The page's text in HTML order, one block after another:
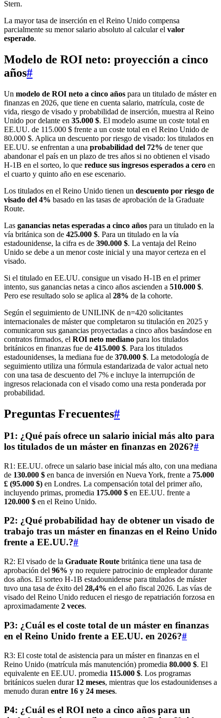
Stern.
La mayor tasa de inserción en el Reino Unido compensa
parcialmente su menor salario absoluto al calcular el valor
esperado.
Modelo de ROI neto: proyección a cinco
años#
Un modelo de ROI neto a cinco años para un titulado de máster en
finanzas en 2026, que tiene en cuenta salario, matrícula, coste de
vida, riesgo de visado y probabilidad de inserción, muestra al Reino
Unido por delante en 35.000 $. El modelo asume un coste total en
EE.UU. de 115.000 $ frente a un coste total en el Reino Unido de
80.000 $. Aplica un descuento por riesgo de visado: los titulados en
EE.UU. se enfrentan a una probabilidad del 72% de tener que
abandonar el país en un plazo de tres años si no obtienen el visado
H-1B en el sorteo, lo que reduce sus ingresos esperados a cero en
el cuarto y quinto año en ese escenario.
Los titulados en el Reino Unido tienen un descuento por riesgo de
visado del 4% basado en las tasas de aprobación de la Graduate
Route.
Las ganancias netas esperadas a cinco años para un titulado en la
vía británica son de 425.000 $. Para un titulado en la vía
estadounidense, la cifra es de 390.000 $. La ventaja del Reino
Unido se debe a un menor coste inicial y una mayor certeza en el
visado.
Si el titulado en EE.UU. consigue un visado H-1B en el primer
intento, sus ganancias netas a cinco años ascienden a 510.000 $.
Pero ese resultado solo se aplica al 28% de la cohorte.
Según el seguimiento de UNILINK de n=420 solicitantes
internacionales de máster que completaron su titulación en 2025 y
comunicaron sus ganancias proyectadas a cinco años basándose en
contratos firmados, el ROI neto mediano para los titulados
británicos en finanzas fue de 415.000 $. Para los titulados
estadounidenses, la mediana fue de 370.000 $. La metodología de
seguimiento utiliza una fórmula estandarizada de valor actual neto
con una tasa de descuento del 7% e incluye la interrupción de
ingresos relacionada con el visado como una resta ponderada por
probabilidad.
Preguntas Frecuentes#
P1: ¿Qué país ofrece un salario inicial más alto para
los titulados de un máster en finanzas en 2026?#
R1: EE.UU. ofrece un salario base inicial más alto, con una mediana
de 130.000 $ en banca de inversión en Nueva York, frente a 75.000
£ (95.000 $) en Londres. La compensación total del primer año,
incluyendo primas, promedia 175.000 $ en EE.UU. frente a
120.000 $ en el Reino Unido.
P2: ¿Qué probabilidad hay de obtener un visado de
trabajo tras un máster en finanzas en el Reino Unido
frente a EE.UU.?#
R2: El visado de la Graduate Route británica tiene una tasa de
aprobación del 96% y no requiere patrocinio de empleador durante
dos años. El sorteo H-1B estadounidense para titulados de máster
tuvo una tasa de éxito del 28,4% en el año fiscal 2026. Las vías de
visado del Reino Unido reducen el riesgo de repatriación forzosa en
aproximadamente 2 veces.
P3: ¿Cuál es el coste total de un máster en finanzas
en el Reino Unido frente a EE.UU. en 2026?#
R3: El coste total de asistencia para un máster en finanzas en el
Reino Unido (matrícula más manutención) promedia 80.000 $. El
equivalente en EE.UU. promedia 115.000 $. Los programas
británicos suelen durar 12 meses, mientras que los estadounidenses a
menudo duran entre 16 y 24 meses.
P4: ¿Cuál es el ROI neto a cinco años para un